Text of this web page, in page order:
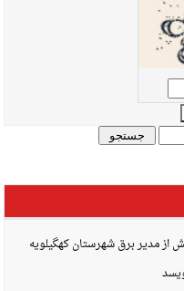
از مدیر برق شهرستان کهگیلویه